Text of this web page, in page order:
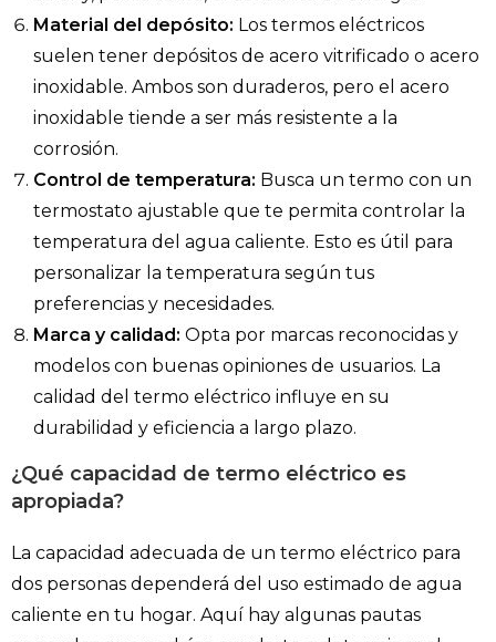
Material del depósito: Los termos eléctricos
suelen tener depósitos de acero vitrificado o acero
inoxidable. Ambos son duraderos, pero el acero
inoxidable tiende a ser más resistente a la
corrosión.
Control de temperatura: Busca un termo con un
termostato ajustable que te permita controlar la
temperatura del agua caliente. Esto es útil para
personalizar la temperatura según tus
preferencias y necesidades.
Marca y calidad: Opta por marcas reconocidas y
modelos con buenas opiniones de usuarios. La
calidad del termo eléctrico influye en su
durabilidad y eficiencia a largo plazo.
¿Qué capacidad de termo eléctrico es
apropiada?
La capacidad adecuada de un termo eléctrico para
dos personas dependerá del uso estimado de agua
caliente en tu hogar. Aquí hay algunas pautas